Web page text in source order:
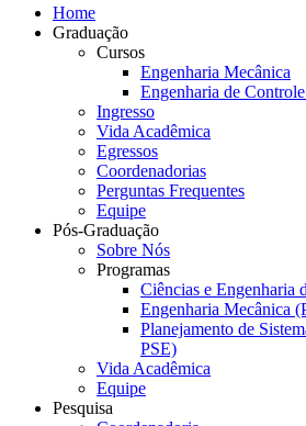
Home
Graduação
Cursos
Engenharia Mecânica
Engenharia de
Ingresso
Vida Acadêmica
Egressos
Coordenadorias
Perguntas Frequentes
Equipe
Pós-Graduação
Sobre Nós
Programas
Ciências e Engenharia
Engenharia Mecânica
Planejamento de
PSE)
Vida Acadêmica
Equipe
Pesquisa